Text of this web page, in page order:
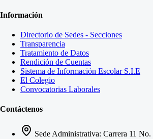
Información
Directorio de Sedes - Secciones
Transparencia
Tratamiento de Datos
Rendición de Cuentas
Sistema de Información Escolar S.I.E
El Colegio
Convocatorias Laborales
Contáctenos
Sede Administrativa: Carrera 11